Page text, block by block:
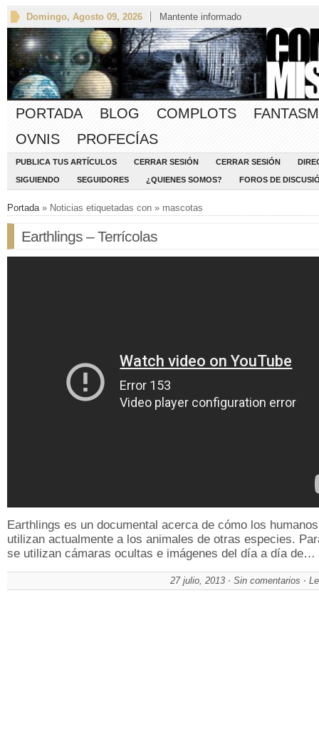
Domingo, Agosto 09, 2026 Mantente informado
PORTADA BLOG COMPLOTS
OVNIS
PROFECÍAS
PUBLICA TUS ARTÍCULOS CERRAR SESIÓN CERRAR SESIÓN
SIGUIENDO SEGUIDORES ¿QUIENES SOMOS? FOROS DE
Portada » Noticias etiquetadas con » mascotas
Earthlings – Terrícolas
Earthlings es un documental acerca de cómo los humanos
utilizan actualmente a los animales de otras especies.
se utilizan cámaras ocultas e imágenes del día a día de…
27 julio, 2013 Sin comentarios